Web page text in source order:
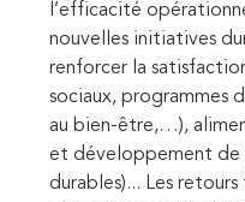
l’efficacité
nouvelles initiatives
renforcer la
sociaux, programmes
au bien-être,…),
et développement de
durables)... Les retours